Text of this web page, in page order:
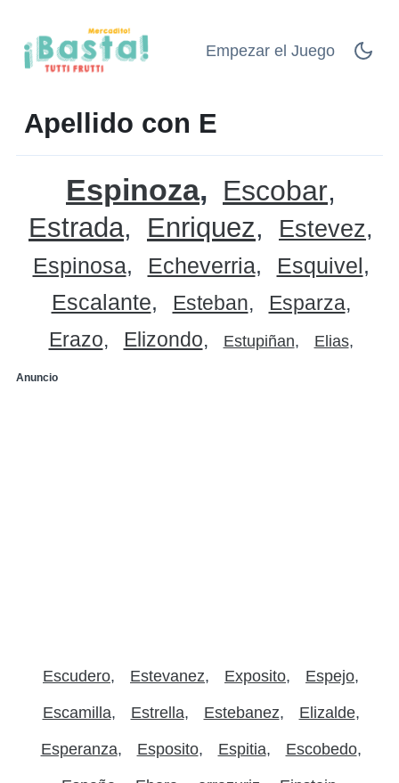
Empezar el Juego
Apellido con E
Espinoza Escobar
Estrada Enriquez Estevez
Espinosa Echeverria
Esquivel
Escalante
Esteban
Esparza
Erazo
Elizondo Estupiñan Elias
Anuncio
Escudero Estevanez Exposito Espejo
Escamilla Estrella Estebanez Elizalde
Esperanza Esposito Espitia Escobedo